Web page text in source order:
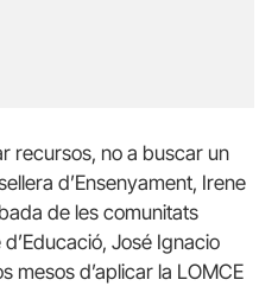
recursos, no a buscar un
d’Ensenyament, Irene
de les comunitats
José Ignacio
mesos d’aplicar la LOMCE